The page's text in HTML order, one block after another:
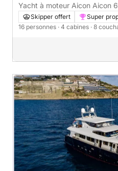
Skipper offert Super
16 personnes · 4 cabines · 8